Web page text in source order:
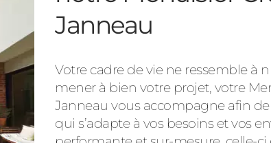
Janneau
Votre cadre de vie ne ressemble à
mener à bien votre projet, votre
Janneau vous accompagne afin
qui s’adapte à vos besoins et vos